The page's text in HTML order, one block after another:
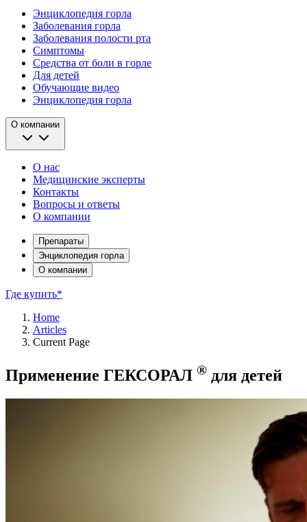
Энциклопедия горла
Заболевания горла
Заболевания полости рта
Симптомы
Средства от боли в горле
Для детей
Обучающие видео
Энциклопедия горла
О компании
О нас
Медицинские эксперты
Контакты
Вопросы и ответы
О компании
Препараты
Энциклопедия горла
О компании
Где купить*
Home
Articles
Current Page
Применение ГЕКСОРАЛ ® для детей